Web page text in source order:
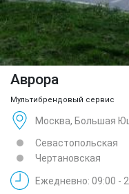
Аврора
Мультибрендовый сервис
Москва, Большая
Севастопольская
Чертановская
Ежедневно: 09:00 -